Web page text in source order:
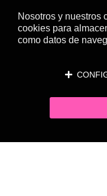
Nosotros y nuestros
cookies para
como datos de